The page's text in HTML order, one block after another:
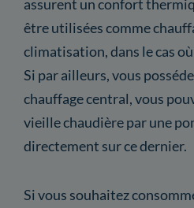
assurent un confort
être utilisées comme
climatisation, dans le cas
Si par ailleurs, vous
chauffage central, vous
vieille chaudière par une
directement sur ce dernier.
Si vous souhaitez